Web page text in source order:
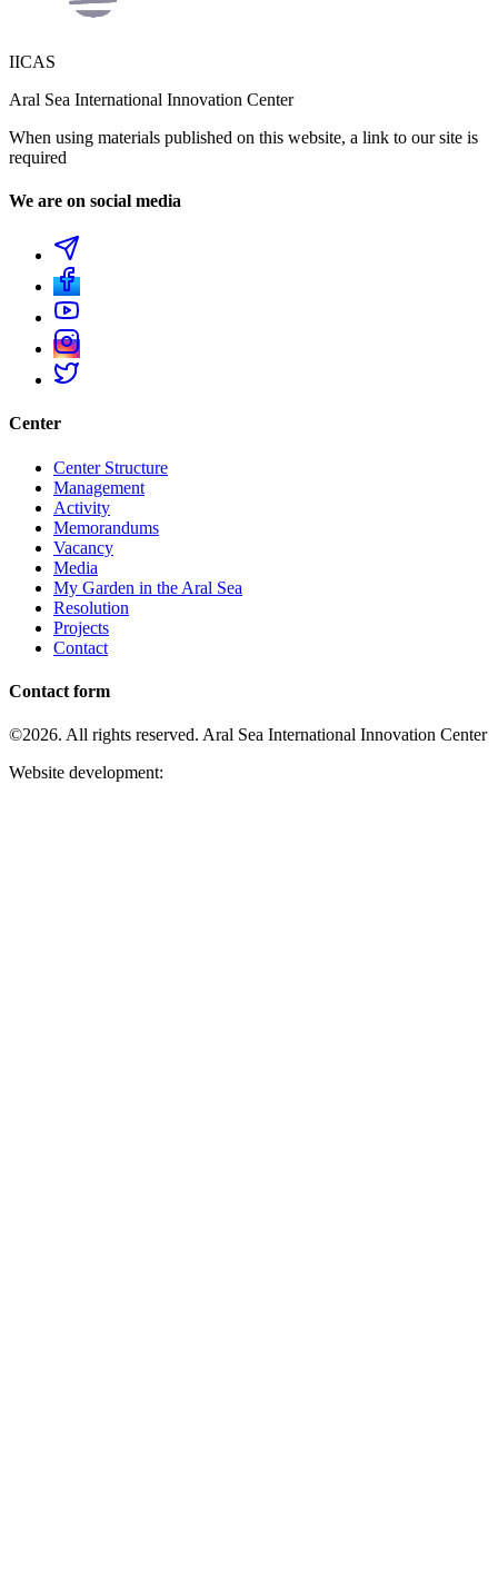
IICAS
Aral Sea International Innovation Center
When using materials published on this website, a link to our site is
required
We are on social media
Center
Center Structure
Management
Activity
Memorandums
Vacancy
Media
My Garden in the Aral Sea
Resolution
Projects
Contact
Contact form
©2026. All rights reserved. Aral Sea International Innovation Center
Website development: